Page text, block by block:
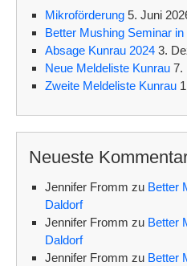
e
n
Mikroförderung 5. Juni
Better Mushing Seminar in
Absage Kunrau 2024 3.
Neue Meldeliste Kunrau 7.
Zweite Meldeliste Kunrau
Neueste
Jennifer Fromm zu Better
Daldorf
Jennifer Fromm zu Better
Daldorf
Jennifer Fromm zu Better